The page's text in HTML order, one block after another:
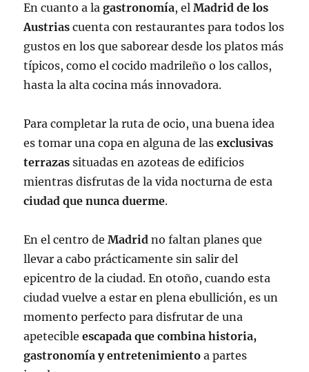
En cuanto a lagastronomía, elMadrid de los
Austrias cuenta con restaurantes para todos los
gustos en los que saborear desde los platos más
típicos, como el cocido madrileño o los callos,
hasta la alta cocina más innovadora.
Para completar la ruta de ocio, una buena idea
es tomar una copa en alguna de lasexclusivas
terrazas situadas en azoteas de edificios
mientras disfrutas de la vida nocturna de esta
ciudad que nunca duerme.
En el centro deMadrid no faltan planes que
llevar a cabo prácticamente sin salir del
epicentro de la ciudad. En otoño, cuando esta
ciudad vuelve a estar en plena ebullición, es un
momento perfecto para disfrutar de una
apetecibleescapada que combina historia,
gastronomía y entretenimientoa partes